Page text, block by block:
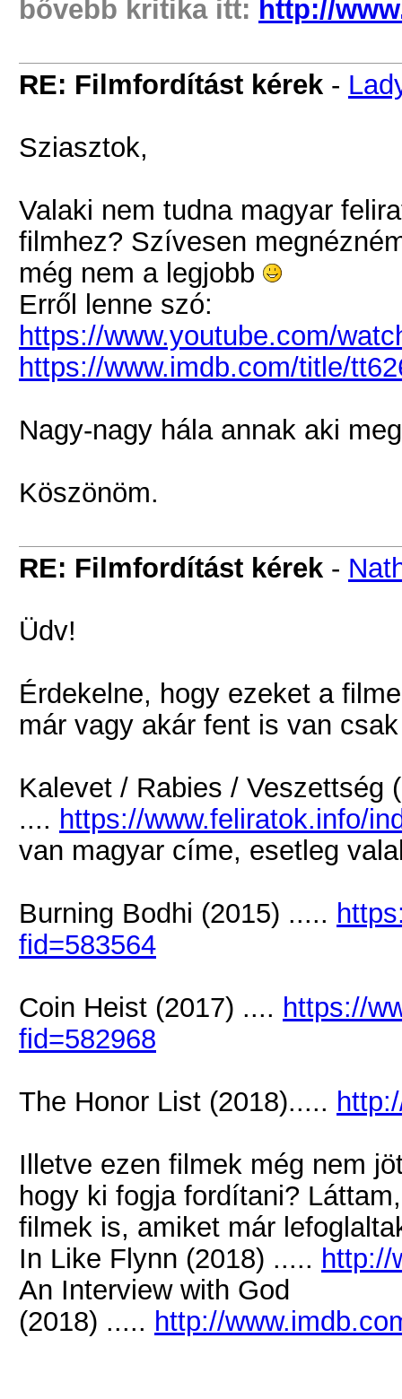
bővebb kritika itt: http://
RE: Filmfordítást kérek -
Sziasztok,
Valaki nem tudna magyar
filmhez? Szívesen
még nem a legjobb
Erről lenne szó:
https://www.youtube.com/
https://www.imdb.com/title/
Nagy-nagy hála annak aki
Köszönöm.
RE: Filmfordítást kérek -
Üdv!
Érdekelne, hogy ezeket a
már vagy akár fent is van
Kalevet / Rabies / Veszettség
.... https://www.feliratok.info/
van magyar címe, esetleg
Burning Bodhi (2015) .....
fid=583564
Coin Heist (2017) .... https://
fid=582968
The Honor List (2018).....
Illetve ezen filmek még nem
hogy ki fogja fordítani?
filmek is, amiket már
In Like Flynn (2018) ..... http://
An Interview with God
(2018) ..... http://